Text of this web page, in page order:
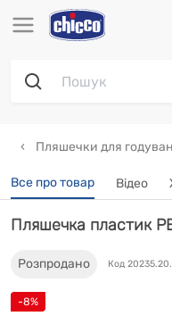
Пляшечки для
Все про товар Відео
-8%
Пляшечка пластик
Розпродано Код